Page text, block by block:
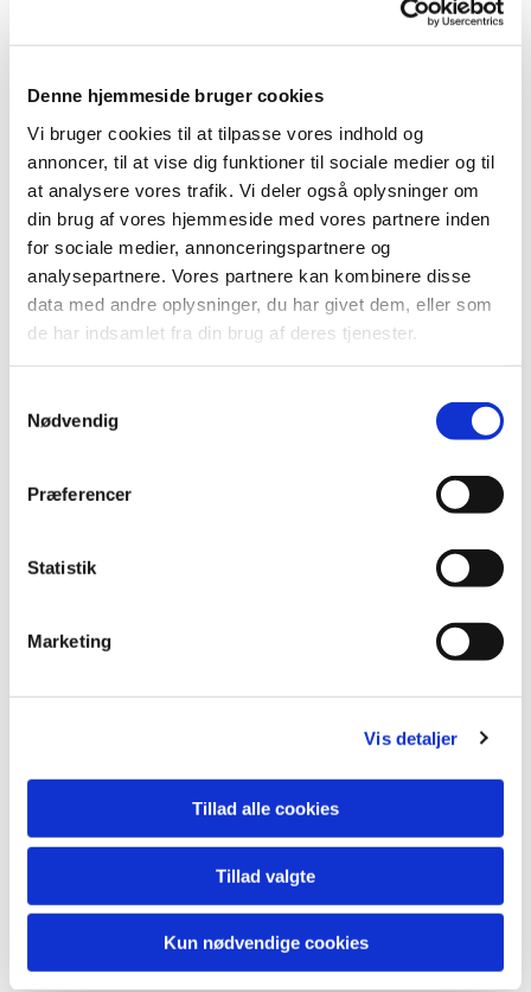
Denne hjemmeside bruger cookies
Vi bruger cookies til at tilpasse vores indhold og
annoncer, til at vise dig funktioner til sociale medier og til
at analysere vores trafik. Vi deler også oplysninger om
din brug af vores hjemmeside med vores partnere inden
for sociale medier, annonceringspartnere og
analysepartnere. Vores partnere kan kombinere disse
data med andre oplysninger, du har givet dem, eller som
de har indsamlet fra din brug af deres tjenester.
Nødvendig
Præferencer
Statistik
Marketing
Vis detaljer
Tillad alle cookies
Tillad valgte
Kun nødvendige cookies
september.
Har du lyst til at få udstillet din kunst?
Kunstudvalget hører meget gerne fra dig, hvis du har
lyst til at udstille din
kunst i Vesterkær Kirke.
Kontakt udvalget på8367cih@km.dk(Cindy) eller
Du vil måske også kunne lide...